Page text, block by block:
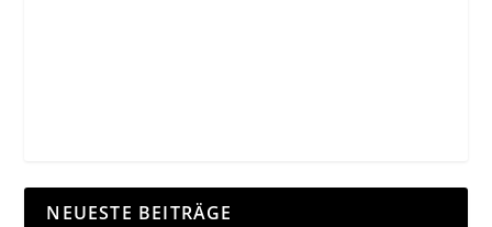
NEUESTE BEITRÄGE